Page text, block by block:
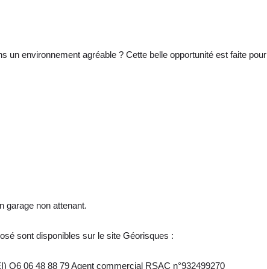
un environnement agréable ? Cette belle opportunité est faite pour
garage non attenant.
sont disponibles sur le site Géorisques :
06 48 88 79 Agent commercial RSAC n°932499270